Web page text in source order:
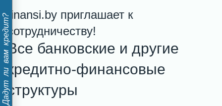
Дадут ли вам кредит?finansi.by приглашает к
сотрудничеству!
Все банковские и другие
кредитно-финансовые
структуры